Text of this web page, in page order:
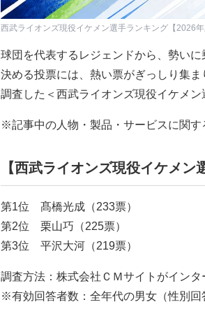
西武ライオンズ現役イケメン選手ランキング【2026年
球団を代表するレジェンドから、勢い
決める投票には、熱い票がぎっしり集
調査した＜西武ライオンズ現役イケメン
※記事中の人物・製品・サービスに関す
【西武ライオンズ現役イケメン
第1位 髙橋光成（233票）
第2位 栗山巧（225票）
第3位 平沢大河（219票）
調査方法：株式会社ＣＭサイトがインタ
※有効回答者数：全年代の男女（性別